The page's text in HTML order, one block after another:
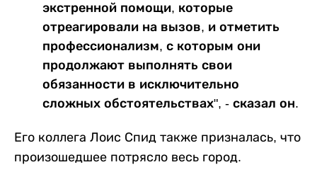
экстренной помощи, которые
отреагировали на вызов, и отметить
профессионализм, с которым они
продолжают выполнять свои
обязанности в исключительно
сложных обстоятельствах", - сказал он.
Его коллега Лоис Спид также призналась, что
произошедшее потрясло весь город.